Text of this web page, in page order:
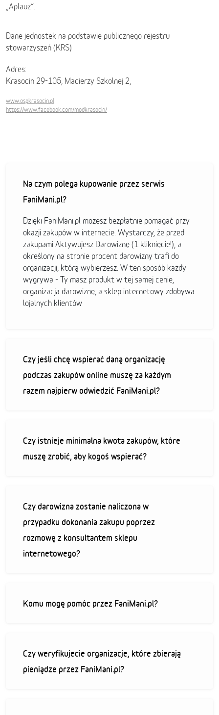
„Aplauz”.
Dane jednostek na podstawie publicznego rejestru
stowarzyszeń (KRS)
Adres:
Krasocin 29-105, Macierzy Szkolnej 2,
www.ospkrasocin.pl
https://www.facebook.com/modkrasocin/
Na czym polega kupowanie przez serwis
FaniMani.pl?
Dzięki FaniMani.pl możesz bezpłatnie pomagać przy
okazji zakupów w internecie. Wystarczy, że przed
zakupami Aktywujesz Darowiznę (1 kliknięcie!), a
określony na stronie procent darowizny trafi do
organizacji, którą wybierzesz. W ten sposób każdy
wygrywa - Ty masz produkt w tej samej cenie,
organizacja darowiznę, a sklep internetowy zdobywa
lojalnych klientów
Czy jeśli chcę wspierać daną organizację
podczas zakupów online muszę za każdym
razem najpierw odwiedzić FaniMani.pl?
Czy istnieje minimalna kwota zakupów, które
muszę zrobić, aby kogoś wspierać?
Czy darowizna zostanie naliczona w
przypadku dokonania zakupu poprzez
rozmowę z konsultantem sklepu
internetowego?
Komu mogę pomóc przez FaniMani.pl?
Czy weryfikujecie organizacje, które zbierają
pieniądze przez FaniMani.pl?